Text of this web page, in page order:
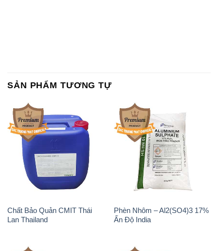
SẢN PHẨM TƯƠNG TỰ
Chất Bảo Quản CMIT Thái
Lan Thailand
Phèn Nhôm – Al2(SO4)3 17%
Ấn Độ India